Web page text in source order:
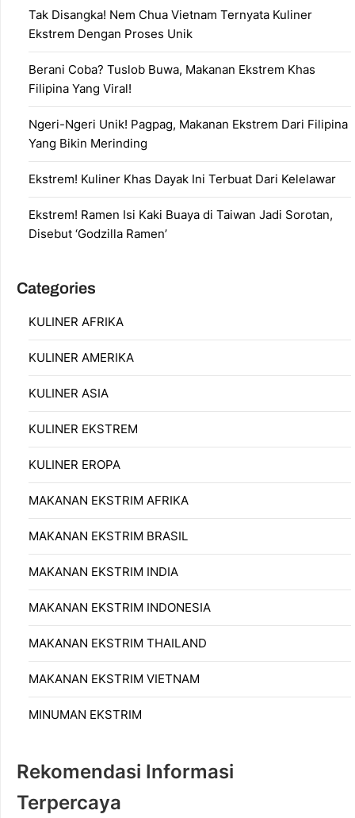
Tak Disangka! Nem Chua Vietnam Ternyata Kuliner
Ekstrem Dengan Proses Unik
Berani Coba? Tuslob Buwa, Makanan Ekstrem Khas
Filipina Yang Viral!
Ngeri-Ngeri Unik! Pagpag, Makanan Ekstrem Dari Filipina
Yang Bikin Merinding
Ekstrem! Kuliner Khas Dayak Ini Terbuat Dari Kelelawar
Ekstrem! Ramen Isi Kaki Buaya di Taiwan Jadi Sorotan,
Disebut ‘Godzilla Ramen’
Categories
KULINER AFRIKA
KULINER AMERIKA
KULINER ASIA
KULINER EKSTREM
KULINER EROPA
MAKANAN EKSTRIM AFRIKA
MAKANAN EKSTRIM BRASIL
MAKANAN EKSTRIM INDIA
MAKANAN EKSTRIM INDONESIA
MAKANAN EKSTRIM THAILAND
MAKANAN EKSTRIM VIETNAM
MINUMAN EKSTRIM
Rekomendasi Informasi
Terpercaya